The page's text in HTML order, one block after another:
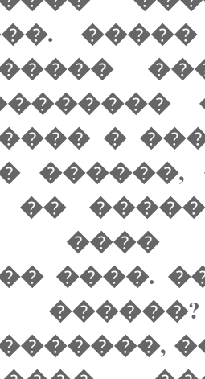
�
������,
��
����.